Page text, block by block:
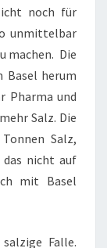
noch für
unmittelbar
machen. Die
Basel herum
Pharma und
Salz. Die
Salz,
das nicht auf
mit Basel
Falle.